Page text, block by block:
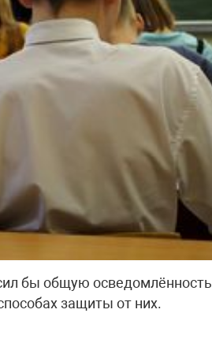
бы общую осведомлённость
защиты от них.